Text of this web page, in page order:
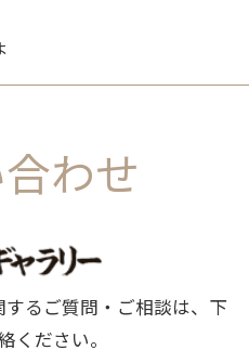
わせ
るご質問・ご相談は、下
ください。